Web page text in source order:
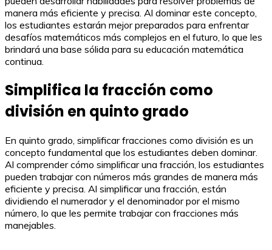
manera más eficiente y precisa. Al dominar este concepto,
los estudiantes estarán mejor preparados para enfrentar
desafíos matemáticos más complejos en el futuro, lo que les
brindará una base sólida para su educación matemática
continua.
Simplifica la fracción como
división en quinto grado
En quinto grado, simplificar fracciones como división es un
concepto fundamental que los estudiantes deben dominar.
Al comprender cómo simplificar una fracción, los estudiantes
pueden trabajar con números más grandes de manera más
eficiente y precisa. Al simplificar una fracción, están
dividiendo el numerador y el denominador por el mismo
número, lo que les permite trabajar con fracciones más
manejables.